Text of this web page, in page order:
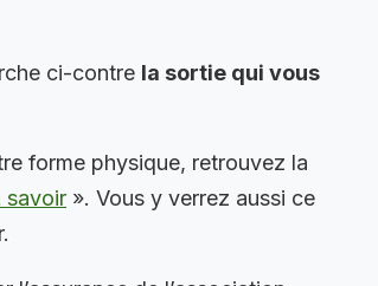
ci-contre la sortie qui vous
forme physique, retrouvez la
savoir ». Vous y verrez aussi ce